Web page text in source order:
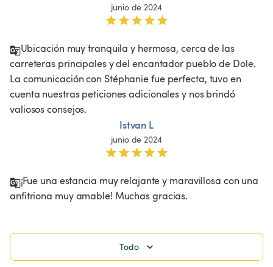
junio de 2024
Ubicación muy tranquila y hermosa, cerca de las
carreteras principales y del encantador pueblo de Dole.
La comunicación con Stéphanie fue perfecta, tuvo en
cuenta nuestras peticiones adicionales y nos brindó
valiosos consejos.
Istvan L
junio de 2024
¡Fue una estancia muy relajante y maravillosa con una
anfitriona muy amable! Muchas gracias.
Todo